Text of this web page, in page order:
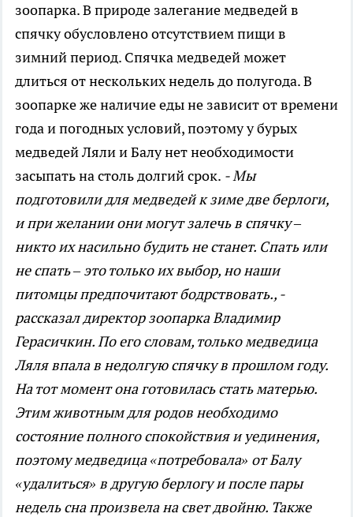
зоопарка. В природе залегание медведей в
спячку обусловлено отсутствием пищи в
зимний период. Спячка медведей может
длиться от нескольких недель до полугода. В
зоопарке же наличие еды не зависит от времени
года и погодных условий, поэтому у бурых
медведей Ляли и Балу нет необходимости
засыпать на столь долгий срок. - Мы
подготовили для медведей к зиме две берлоги,
и при желании они могут залечь в спячку –
никто их насильно будить не станет. Спать или
не спать – это только их выбор, но наши
питомцы предпочитают бодрствовать., -
рассказал директор зоопарка Владимир
Герасичкин. По его словам, только медведица
Ляля впала в недолгую спячку в прошлом году.
На тот момент она готовилась стать матерью.
Этим животным для родов необходимо
состояние полного спокойствия и уединения,
поэтому медведица «потребовала» от Балу
«удалиться» в другую берлогу и после пары
недель сна произвела на свет двойню. Также